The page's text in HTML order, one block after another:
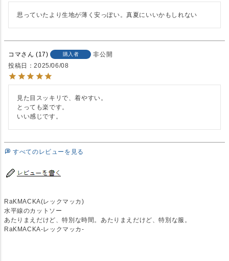
思っていたより生地が薄く安っぽい。真夏にいいかもしれない
コマ 17 購入者
非公開
投稿日
2025/06/08
見た目スッキリで、着やすい。
とっても楽です。
いい感じです。
すべてのレビューを見る
RaKMACKA(レックマッカ)
水平線のカットソー
あたりまえだけど、特別な時間。あたりまえだけど、特別な服。
RaKMACKA-レックマッカ-